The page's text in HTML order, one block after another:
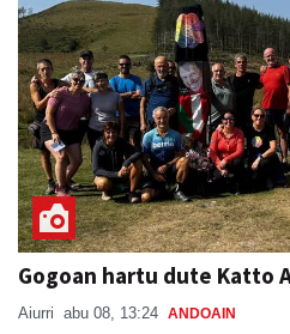
Gogoan hartu dute Katto
Aiurri abu 08, 13:24 ANDOAIN